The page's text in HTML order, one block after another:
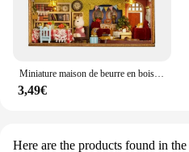
3,49€
Here are the products found in the